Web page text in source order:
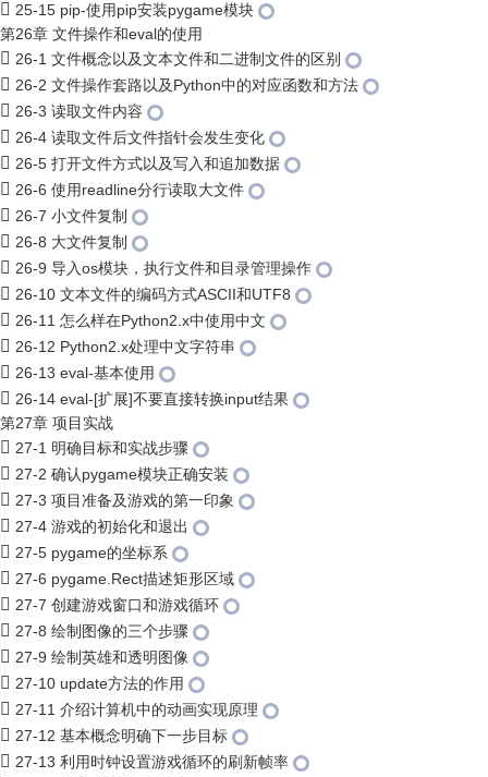
25-15 pip-使用pip安装pygame模块
第26章 文件操作和eval的使用
26-1 文件概念以及文本文件和二进制文件的区别
26-2 文件操作套路以及Python中的对应函数和方法
26-3 读取文件内容
26-4 读取文件后文件指针会发生变化
26-5 打开文件方式以及写入和追加数据
26-6 使用readline分行读取大文件
26-7 小文件复制
26-8 大文件复制
26-9 导入os模块，执行文件和目录管理操作
26-10 文本文件的编码方式ASCII和UTF8
26-11 怎么样在Python2.x中使用中文
26-12 Python2.x处理中文字符串
26-13 eval-基本使用
26-14 eval-[扩展]不要直接转换input结果
第27章 项目实战
27-1 明确目标和实战步骤
27-2 确认pygame模块正确安装
27-3 项目准备及游戏的第一印象
27-4 游戏的初始化和退出
27-5 pygame的坐标系
27-6 pygame.Rect描述矩形区域
27-7 创建游戏窗口和游戏循环
27-8 绘制图像的三个步骤
27-9 绘制英雄和透明图像
27-10 update方法的作用
27-11 介绍计算机中的动画实现原理
27-12 基本概念明确下一步目标
27-13 利用时钟设置游戏循环的刷新帧率